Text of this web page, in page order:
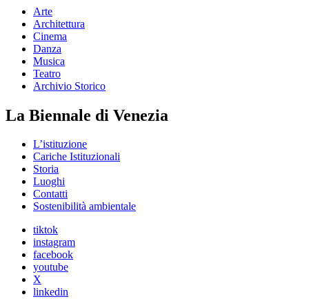
Arte
Architettura
Cinema
Danza
Musica
Teatro
Archivio Storico
La Biennale di Venezia
L’istituzione
Cariche Istituzionali
Storia
Luoghi
Contatti
Sostenibilità ambientale
tiktok
instagram
facebook
youtube
X
linkedin